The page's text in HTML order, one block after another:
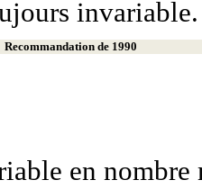
invariable.
Recommandation de 1990
en nombre